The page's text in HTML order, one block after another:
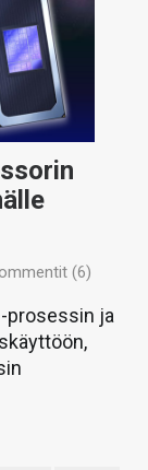
(6)
prosessin ja